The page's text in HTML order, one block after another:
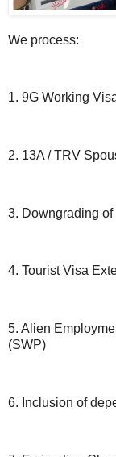
We process:
1. 9G Working
2. 13A / TRV
3. Downgrading of
4. Tourist Visa
5. Alien
(SWP)
6. Inclusion of